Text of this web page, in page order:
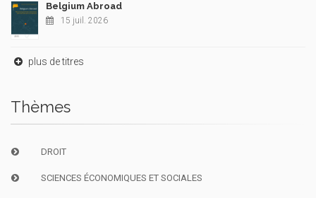
Belgium Abroad
15 juil. 2026
plus de titres
Thèmes
DROIT
SCIENCES ÉCONOMIQUES ET SOCIALES